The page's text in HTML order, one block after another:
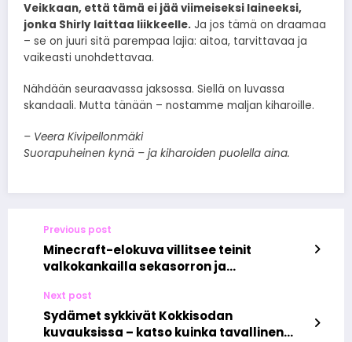
Veikkaan, että tämä ei jää viimeiseksi laineeksi,
jonka Shirly laittaa liikkeelle. Ja jos tämä on draamaa
– se on juuri sitä parempaa lajia: aitoa, tarvittavaa ja
vaikeasti unohdettavaa.
Nähdään seuraavassa jaksossa. Siellä on luvassa
skandaali. Mutta tänään – nostamme maljan kiharoille.
– Veera Kivipellonmäki
Suorapuheinen kynä – ja kiharoiden puolella aina.
Previous post
Minecraft-elokuva villitsee teinit
valkokankailla sekasorron ja
Next post
Sydämet sykkivät Kokkisodan
kuvauksissa – katso kuinka tavallinen